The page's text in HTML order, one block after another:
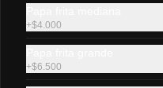
+$4.000
+$6.500